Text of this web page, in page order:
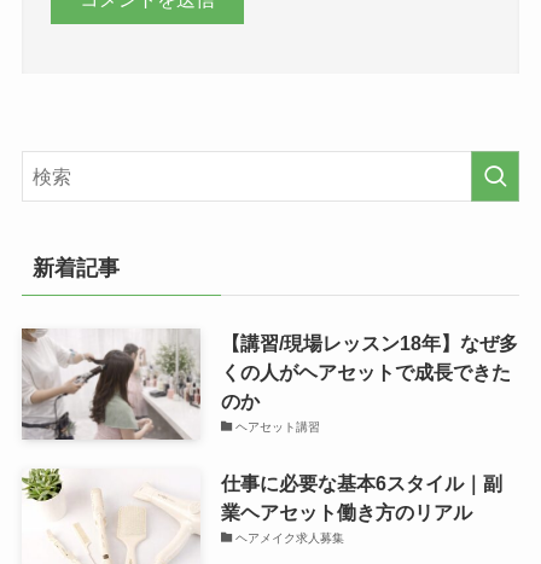
新着記事
【講習/現場レッスン18年】なぜ多
くの人がヘアセットで成長できた
のか
ヘアセット講習
仕事に必要な基本6スタイル｜副
業ヘアセット働き方のリアル
ヘアメイク求人募集